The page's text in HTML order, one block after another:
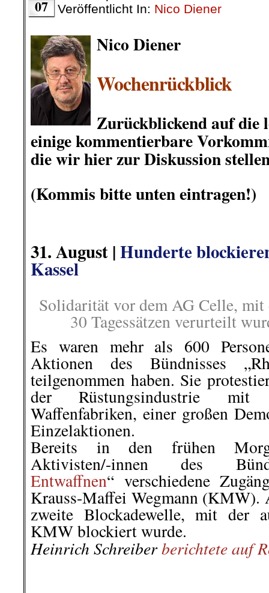
07
Veröffentlicht In: Nico Diener
Nico Diener
Wochenrückblick
Zurückblickend auf die
einigekommentierbare
die wir hier zur Diskussion
(Kommis bitte unten eintragen!)
31.August |Hunderte
Kassel
Solidarität vor dem AG Celle,
30 Tagessätzen verurteilt
Es waren mehr als 600
Aktionen des Bündnisses
teilgenommen haben. Sie
der Rüstungsindustrie mit
Waffenfabriken, einer großen
Einzelaktionen.
Bereits in den frühen
Aktivisten/-innen des
Entwaffnen“ verschiedene
Krauss-Maffei Wegmann (KMW).
zweite Blockadewelle, mit der
KMW blockiert wurde.
Heinrich Schreiberberichtete auf